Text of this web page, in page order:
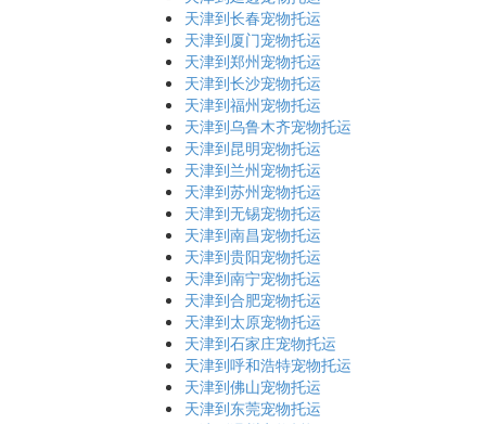
天津到长春宠物托运
天津到厦门宠物托运
天津到郑州宠物托运
天津到长沙宠物托运
天津到福州宠物托运
天津到乌鲁木齐宠物托运
天津到昆明宠物托运
天津到兰州宠物托运
天津到苏州宠物托运
天津到无锡宠物托运
天津到南昌宠物托运
天津到贵阳宠物托运
天津到南宁宠物托运
天津到合肥宠物托运
天津到太原宠物托运
天津到石家庄宠物托运
天津到呼和浩特宠物托运
天津到佛山宠物托运
天津到东莞宠物托运